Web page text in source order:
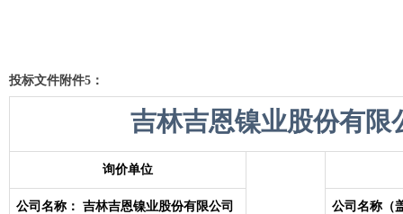
投标文件附件5：
吉林吉恩镍业股份有限
询价单位
公司名称： 吉林吉恩镍业股份有限公司 公司名称（